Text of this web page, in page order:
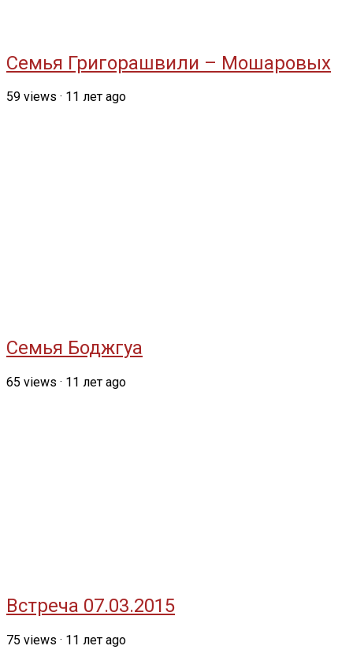
Семья Григорашвили – Мошаровых
59 views · 11 лет ago
Семья Боджгуа
65 views · 11 лет ago
Встреча 07.03.2015
75 views · 11 лет ago